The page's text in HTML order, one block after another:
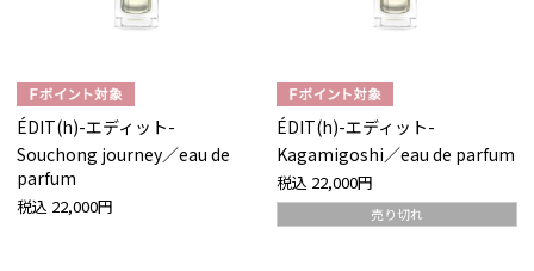
ÉDIT(h)-エディット-
Souchong journey／eau de
parfum
税込 22,000円
ÉDIT(h)-エディット-
Kagamigoshi／eau de parfum
税込 22,000円
売り切れ